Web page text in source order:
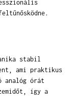
stabil
ami praktikus
analóg órát
így a